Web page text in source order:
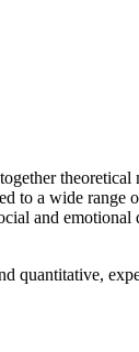
to a wide range
and emotional
quantitative,